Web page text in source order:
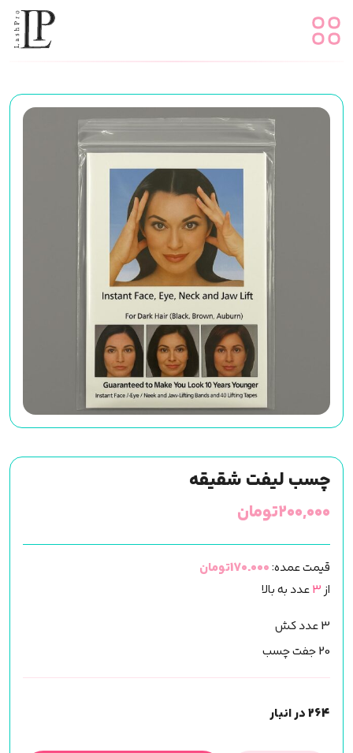
چسب لیفت شقیقه
۲۰۰,۰۰۰تومان
قیمت عمده:170.000تومان
از3عدد به بالا
3 عدد کش
20 جفت چسب
264 در انبار